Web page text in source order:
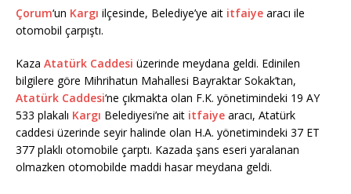
Çorum‘un Kargı ilçesinde, Belediye’ye ait itfaiye aracı ile
otomobil çarpıştı.
Kaza Atatürk Caddesi üzerinde meydana geldi. Edinilen
bilgilere göre Mihrihatun Mahallesi Bayraktar Sokak’tan,
Atatürk Caddesi‘ne çıkmakta olan F.K. yönetimindeki 19 AY
533 plakalı Kargı Belediyesi’ne ait itfaiye aracı, Atatürk
caddesi üzerinde seyir halinde olan H.A. yönetimindeki 37 ET
377 plaklı otomobile çarptı. Kazada şans eseri yaralanan
olmazken otomobilde maddi hasar meydana geldi.